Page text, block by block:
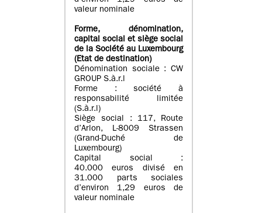
valeur nominale
Forme, dénomination,
capital social et siège social
de la Société au Luxembourg
(Etat de destination)
Dénomination sociale : CW
GROUP S.à.r.l
Forme : société à
responsabilité limitée
(S.à.r.l)
Siège social : 117, Route
d’Arlon, L-8009 Strassen
(Grand-Duché de
Luxembourg)
Capital social :
40.000 euros divisé en
31.000 parts sociales
d’environ 1,29 euros de
valeur nominale